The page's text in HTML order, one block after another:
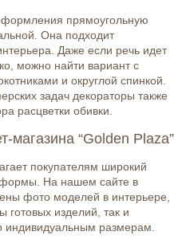
прямоугольную
Она подходит
Даже если речь идет
можно найти вариант с
и округлой спинкой.
задач декораторы также
расцветки обивки.
магазина “Golden Plaza”
покупателям широкий
формы. На нашем сайте в
фото моделей в интерьере,
готовых изделий, так и
индивидуальным размерам.